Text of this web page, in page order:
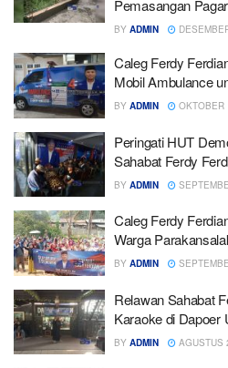
Pemasangan
BY ADMIN
Caleg Ferdy
Mobil Ambulance
BY ADMIN OKTOBER
Peringati HUT
Sahabat Ferdy
BY ADMIN
Caleg Ferdy
Warga
BY ADMIN
Relawan Sahabat
Karaoke di Dapoer
BY ADMIN AGUSTUS